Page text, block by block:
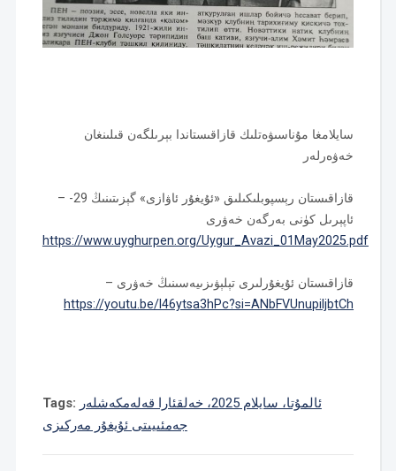
سايلامغا مۇناسىۋەتلىك قازاقىستاندا بېرىلگەن قىلىنغان
خەۋەرلەر
– قازاقىستان رېسپوبلىكىلىق «ئۇيغۇر ئاۋازى» گېزىتىنىڭ 29-
ئاپېرىل كۈنى بەرگەن خەۋرى
https://www.uyghurpen.org/Uygur_Avazi_01May2025.pdf
– قازاقىستان ئۇيغۇرلىرى تېلېۋىزىيەسىنىڭ خەۋرى
https://youtu.be/l46ytsa3hPc?si=ANbFVUnupiljbtCh
Tags: ئالمۇتا، سايلام 2025، خەلقئارا قەلەمكەشلەر
جەمئىيىتى ئۇيغۇر مەركىزى